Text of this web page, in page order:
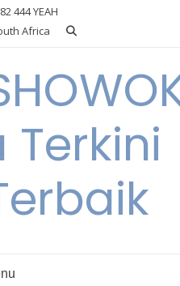
444 YEAH
Africa
Terkini